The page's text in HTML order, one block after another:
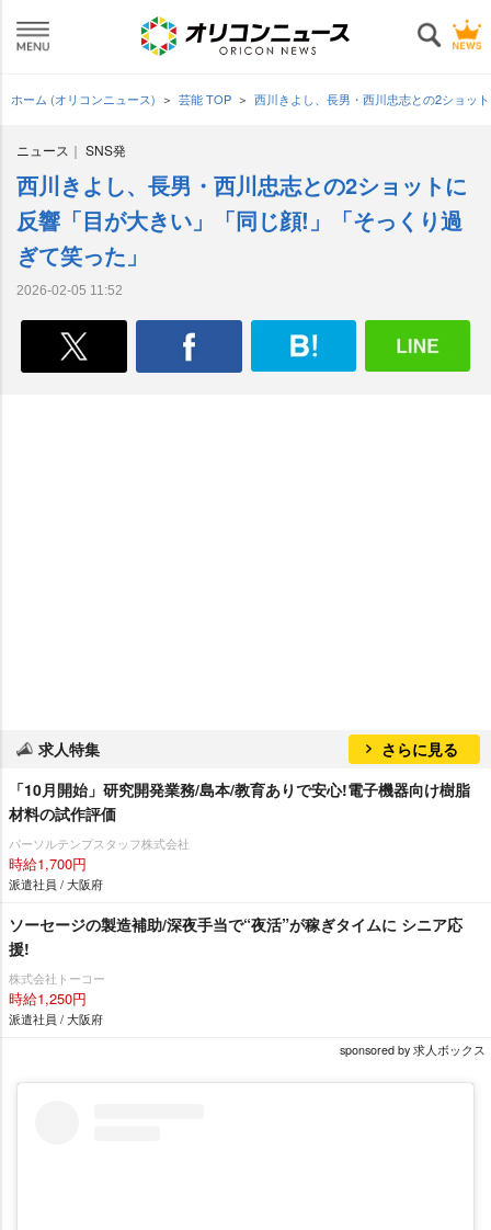
ホーム (オリコンニュース) 芸能 TOP 西川きよし、長男・西川忠志との2ショッ
ニュース SNS発
西川きよし、長男・西川忠志との2ショットに
反響「目が大きい」「同じ顔!」「そっくり過
ぎて笑った」
2026-02-05 11:52
求人特集
さらに見る
「10月開始」研究開発業務/島本/教育ありで安心!電子機器向け樹脂
材料の試作評価
パーソルテンプスタッフ株式会社
時給1,700円
派遣社員 / 大阪府
ソーセージの製造補助/深夜手当で“夜活”が稼ぎタイムに シニア応
援!
株式会社トーコー
時給1,250円
派遣社員 / 大阪府
sponsored by 求人ボックス